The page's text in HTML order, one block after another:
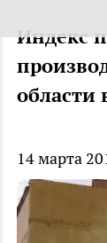
Индекс
области
14 марта